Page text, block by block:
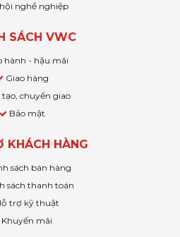
nghề nghiệp
SÁCH VWC
hành - hậu mãi
Giao hàng
chuyển giao
Bảo mật
KHÁCH HÀNG
sách bán hàng
sách thanh toán
trợ kỹ thuật
Khuyến mãi